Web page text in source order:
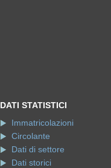
DATI STATISTICI
Immatricolazioni
Circolante
Dati di settore
Dati storici